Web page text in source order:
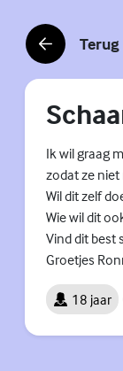
Terug
(Externe link)
Ik wil graag
zodat ze
Wil dit zelf
Wie wil dit
Vind dit best
Groetjes
18 jaar